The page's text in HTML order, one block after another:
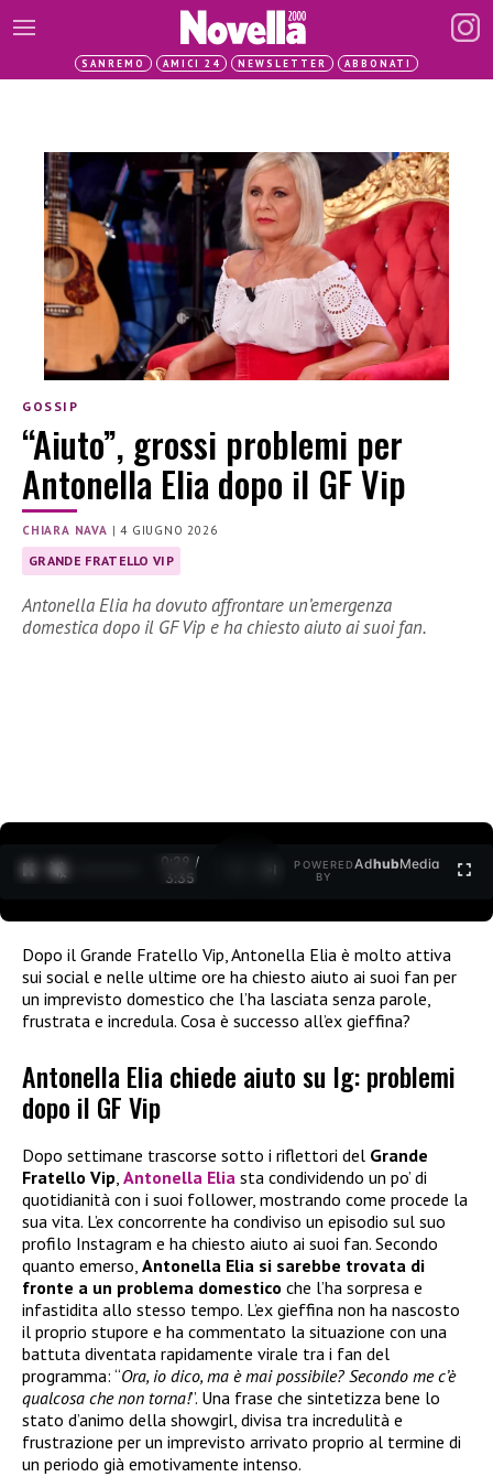
SANREMO AMICI 24 NEWSLETTER ABBONATI
GOSSIP
“Aiuto”, grossi problemi per
Antonella Elia dopo il GF Vip
CHIARA NAVA |4 GIUGNO 2026
GRANDE FRATELLO VIP
Antonella Elia ha dovuto affrontare un’emergenza
domestica dopo il GF Vip e ha chiesto aiuto ai suoi fan.
0:30 /
3:35
POWERED
BY
AdhubMedia
Dopo il Grande Fratello Vip, Antonella Elia è molto attiva
sui social e nelle ultime ore ha chiesto aiuto ai suoi fan per
un imprevisto domestico che l’ha lasciata senza parole,
frustrata e incredula. Cosa è successo all’ex gieffina?
Antonella Elia chiede aiuto su Ig: problemi
dopo il GF Vip
Dopo settimane trascorse sotto i riflettori del Grande
Fratello Vip, Antonella Elia sta condividendo un po’ di
quotidianità con i suoi follower, mostrando come procede la
sua vita. L’ex concorrente ha condiviso un episodio sul suo
profilo Instagram e ha chiesto aiuto ai suoi fan. Secondo
quanto emerso, Antonella Elia si sarebbe trovata di
fronte a un problema domestico che l’ha sorpresa e
infastidita allo stesso tempo. L’ex gieffina non ha nascosto
il proprio stupore e ha commentato la situazione con una
battuta diventata rapidamente virale tra i fan del
programma: “Ora, io dico, ma è mai possibile? Secondo me c’è
qualcosa che non torna!”. Una frase che sintetizza bene lo
stato d’animo della showgirl, divisa tra incredulità e
frustrazione per un imprevisto arrivato proprio al termine di
un periodo già emotivamente intenso.